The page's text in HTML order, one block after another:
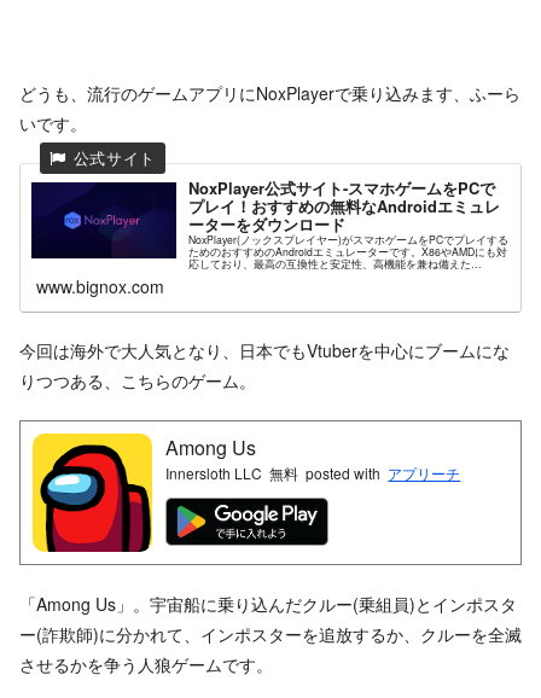
どうも、流行のゲームアプリにNoxPlayerで乗り込みます、ふーら
いです。
NoxPlayer公式サイト-スマホゲームをPCで
プレイ！おすすめの無料なAndroidエミュレ
ーターをダウンロード
NoxPlayer(ノックスプレイヤー)がスマホゲームをPCでプレイする
ためのおすすめのAndroidエミュレーターです。X86やAMDにも対
応しており、最高の互換性と安定性、高機能を兼ね備えた
www.bignox.com
今回は海外で大人気となり、日本でもVtuberを中心にブームにな
りつつある、こちらのゲーム。
Among Us
Innersloth LLC 無料 posted with アプリーチ
「Among Us」。宇宙船に乗り込んだクルー(乗組員)とインポスタ
ー(詐欺師)に分かれて、インポスターを追放するか、クルーを全滅
させるかを争う人狼ゲームです。